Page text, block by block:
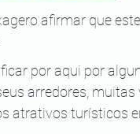
afirmar que
por aqui por
arredores,
atrativos turísticos